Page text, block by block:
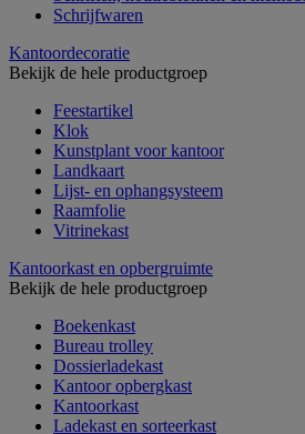
Schrijfwaren
Kantoordecoratie
Bekijk de hele productgroep
Feestartikel
Klok
Kunstplant voor kantoor
Landkaart
Lijst- en ophangsysteem
Raamfolie
Vitrinekast
Kantoorkast en opbergruimte
Bekijk de hele productgroep
Boekenkast
Bureau trolley
Dossierladekast
Kantoor opbergkast
Kantoorkast
Ladekast en sorteerkast